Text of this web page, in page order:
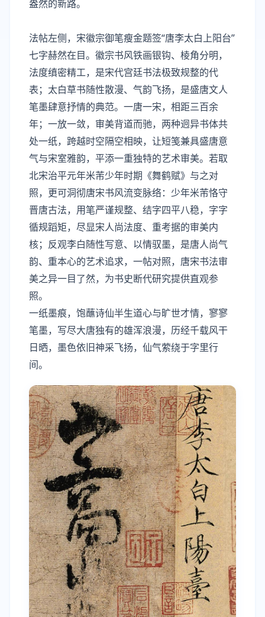
盎然的新路。
法帖左侧，宋徽宗御笔瘦金题签“唐李太白上阳台”
七字赫然在目。徽宗书风铁画银钩、棱角分明，
法度缜密精工，是宋代宫廷书法极致规整的代
表；太白草书随性散漫、气韵飞扬，是盛唐文人
笔墨肆意抒情的典范。一唐一宋，相距三百余
年；一放一敛，审美背道而驰，两种迥异书体共
处一纸，跨越时空隔空相映，让短笺兼具盛唐意
气与宋室雅韵，平添一重独特的艺术审美。若取
北宋治平元年米芾少年时期《舞鹤赋》与之对
照，更可洞彻唐宋书风流变脉络：少年米芾恪守
晋唐古法，用笔严谨规整、结字四平八稳，字字
循规蹈矩，尽显宋人尚法度、重考据的审美内
核；反观李白随性写意、以情驭墨，是唐人尚气
韵、重本心的艺术追求，一帖对照，唐宋书法审
美之异一目了然，为书史断代研究提供直观参
照。
一纸墨痕，饱蘸诗仙半生道心与旷世才情，寥寥
笔墨，写尽大唐独有的雄浑浪漫，历经千载风干
日晒，墨色依旧神采飞扬，仙气萦绕于字里行
间。